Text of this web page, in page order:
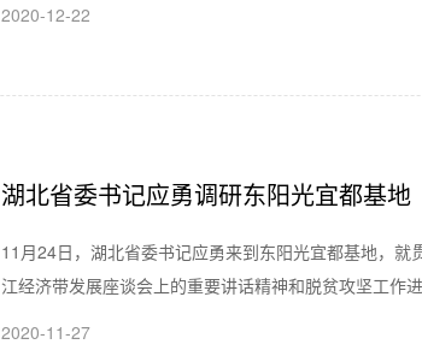
2020-12-22
湖北省委书记应勇调研东阳光宜都基地
11月24日，湖北省委书记应勇来到东阳光宜都基地，
江经济带发展座谈会上的重要讲话精神和脱贫攻坚工作进
2020-11-27